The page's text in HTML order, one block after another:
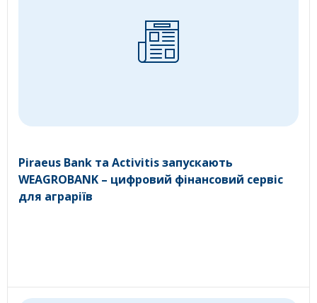
Piraeus Bank та Activitis запускають
WEAGROBANK – цифровий фінансовий сервіс
для аграріїв